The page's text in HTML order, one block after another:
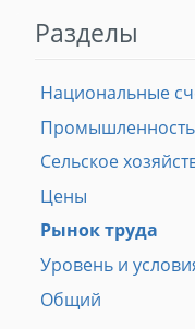
Разделы
Национальные
Промышленность
Сельское
Цены
Рынок труда
Уровень и
Общий